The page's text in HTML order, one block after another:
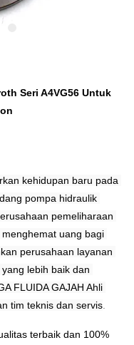
Seri A4VG56 Untuk
kehidupan baru pada
pompa hidraulik
pemeliharaan
uang bagi
perusahaan layanan
lebih baik dan
FLUIDA GAJAH Ahli
tim teknis dan servis.
terbaik dan 100%